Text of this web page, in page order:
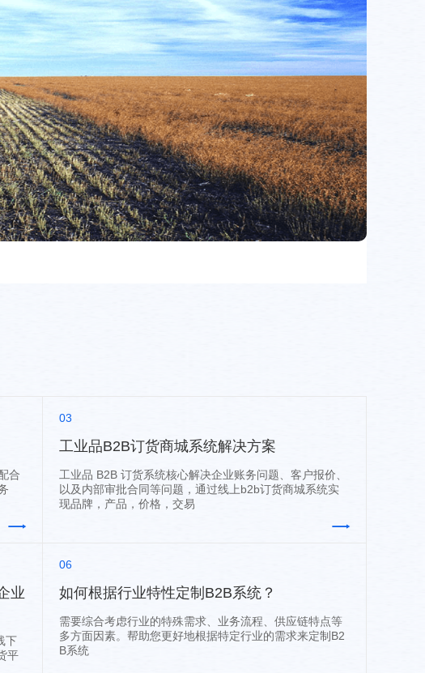
合
03
工业品B2B订货商城系统解决方案
工业品 B2B 订货系统核心解决企业账务问题、客户报价、
以及内部审批合同等问题，通过线上b2b订货商城系统实
现品牌，产品，价格，交易
业
下
平
06
如何根据行业特性定制B2B系统？
需要综合考虑行业的特殊需求、业务流程、供应链特点等
多方面因素。帮助您更好地根据特定行业的需求来定制B2
B系统